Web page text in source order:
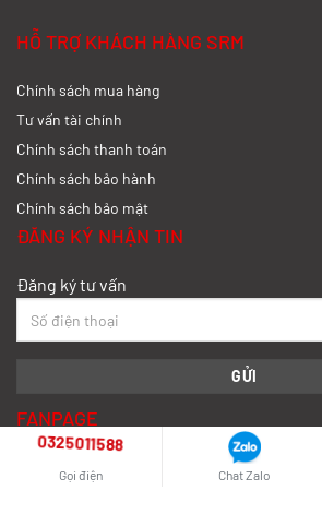
Nên chọn dòng nào?
HỖ TRỢ KHÁCH HÀNG SRM
Chính sách mua hàng
Tư vấn tài chính
Chính sách thanh toán
Chính sách bảo hành
Chính sách bảo mật
ĐĂNG KÝ NHẬN TIN
Đăng ký tư vấn
FANPAGE
0325011588
Gọi điện Chat Zalo